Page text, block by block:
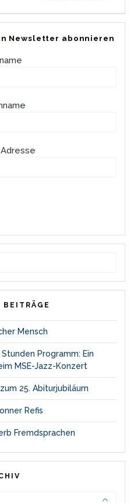
Newsletter abonnieren
BEITRÄGE
Mensch
Programm: Ein
MSE-Jazz-Konzert
25. Abiturjubiläum
Refis
Fremdsprachen